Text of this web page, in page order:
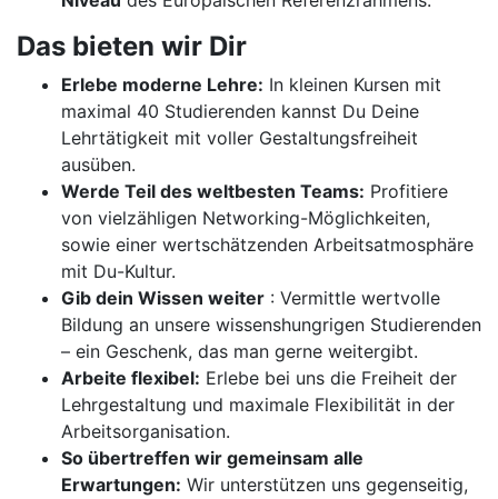
Das bieten wir Dir
Erlebe moderne Lehre: In kleinen Kursen mit
maximal 40 Studierenden kannst Du Deine
Lehrtätigkeit mit voller Gestaltungsfreiheit
ausüben.
Werde Teil des weltbesten Teams: Profitiere
von vielzähligen Networking-Möglichkeiten,
sowie einer wertschätzenden Arbeitsatmosphäre
mit Du-Kultur.
Gib dein Wissen weiter : Vermittle wertvolle
Bildung an unsere wissenshungrigen Studierenden
– ein Geschenk, das man gerne weitergibt.
Arbeite flexibel: Erlebe bei uns die Freiheit der
Lehrgestaltung und maximale Flexibilität in der
Arbeitsorganisation.
So übertreffen wir gemeinsam alle
Erwartungen: Wir unterstützen uns gegenseitig,